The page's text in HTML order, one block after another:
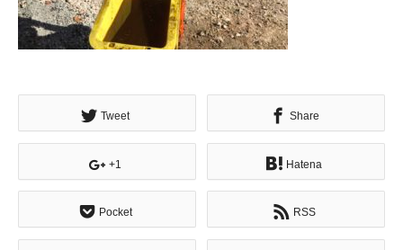
Tweet Share
+1 Hatena
Pocket RSS